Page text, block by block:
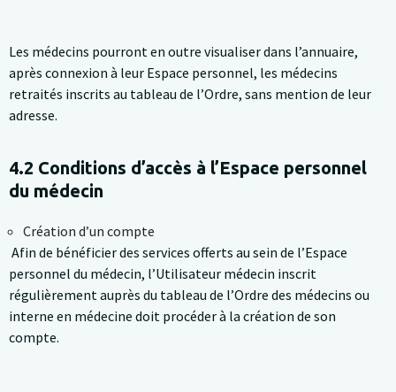
Les médecins pourront en outre visualiser dans l’annuaire,
après connexion à leur Espace personnel, les médecins
retraités inscrits au tableau de l’Ordre, sans mention de leur
adresse.
4.2 Conditions d’accès à l’Espace personnel
du médecin
Création d’un compte
Afin de bénéficier des services offerts au sein de l’Espace
personnel du médecin, l’Utilisateur médecin inscrit
régulièrement auprès du tableau de l’Ordre des médecins ou
interne en médecine doit procéder à la création de son
compte.